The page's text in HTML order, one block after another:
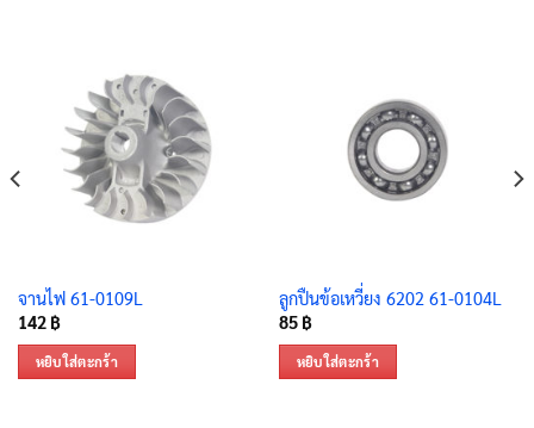
จานไฟ 61-0109L
142 ฿
หยิบใส่ตะกร้า
ลูกปืนข้อเหวี่ยง 6202 61-0104L
85 ฿
หยิบใส่ตะกร้า